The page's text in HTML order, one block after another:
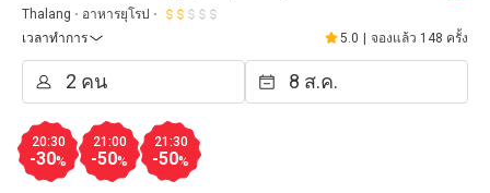
Thalang
อาหารยุโรป
เวลาทำการ
5.0 จองแล้ว 148 ครั้ง
20:30
-30%
21:00
-50%
21:30
-50%